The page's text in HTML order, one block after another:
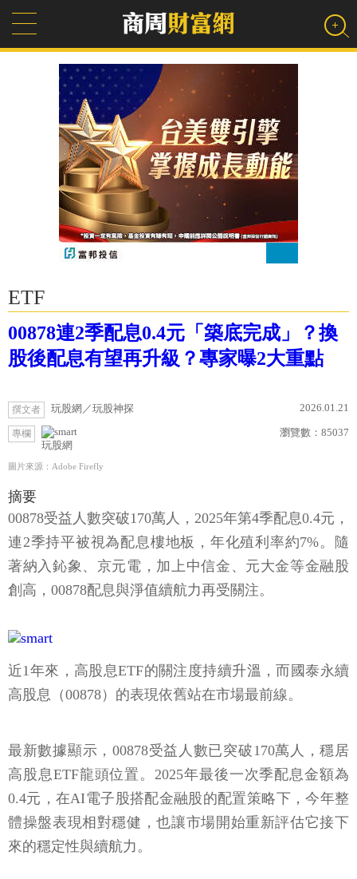
ETF
00878連2季配息0.4元「築底完成」？換
股後配息有望再升級？專家曝2大重點
撰文者 玩股網／玩股神探 2026.01.21
專欄
玩股網
瀏覽數： 85037
圖片來源：Adobe Firefly
摘要
00878受益人數突破170萬人，2025年第4季配息0.4元，
連2季持平被視為配息樓地板，年化殖利率約7%。隨
著納入鈊象、京元電，加上中信金、元大金等金融股
創高，00878配息與淨值續航力再受關注。
近1年來，高股息ETF的關注度持續升溫，而國泰永續
高股息（00878）的表現依舊站在市場最前線。
最新數據顯示，00878受益人數已突破170萬人，穩居
高股息ETF龍頭位置。2025年最後一次季配息金額為
0.4元，在AI電子股搭配金融股的配置策略下，今年整
體操盤表現相對穩健，也讓市場開始重新評估它接下
來的穩定性與續航力。